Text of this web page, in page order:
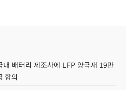
내 배터리 제조사에 LFP 양극재 19만
합의